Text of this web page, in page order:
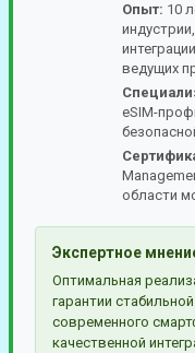
Опыт: 10
ведущих
eSIM-
области
Экспертное
Оптимальная
гарантии
современного
качественной